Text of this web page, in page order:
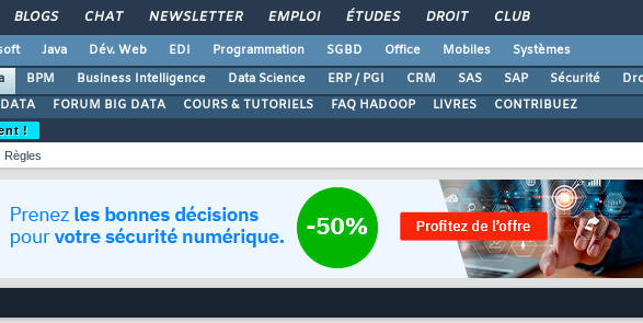
BLOGS CHAT NEWSLETTER EMPLOI ÉTUDES DROIT CLUB
Java Dév. Web EDI Programmation SGBD Office Mobiles
Systèmes
BPM Business Intelligence Data Science ERP / PGI CRM SAS SAP Sécurité
FORUM BIG DATA COURS & TUTORIELS FAQ HADOOP LIVRES CONTRIBUEZ
!
Règles